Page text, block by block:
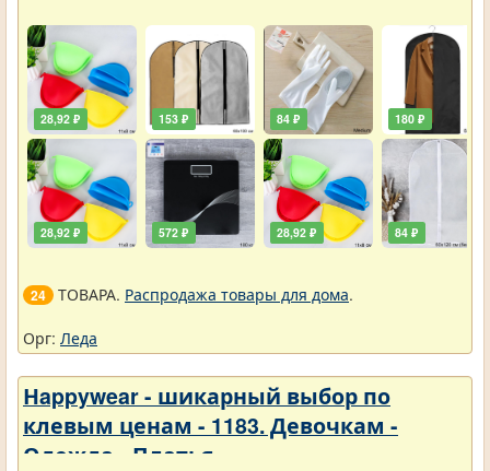
28,92 ₽
28,92 ₽
153 ₽
572 ₽
84 ₽
28,92 ₽
180 ₽
84 ₽
24 ТОВАРА. Распродажа товары для дома.
Орг: Леда
Нappywear - шикарный выбор по
клевым ценам - 1183. Девочкам -
Одежда - Платья